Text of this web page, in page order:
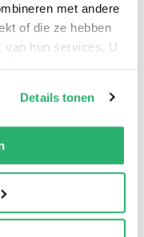
met andere
of die ze hebben
van hun services. U
aanpassen
uw gegevens
Details tonen